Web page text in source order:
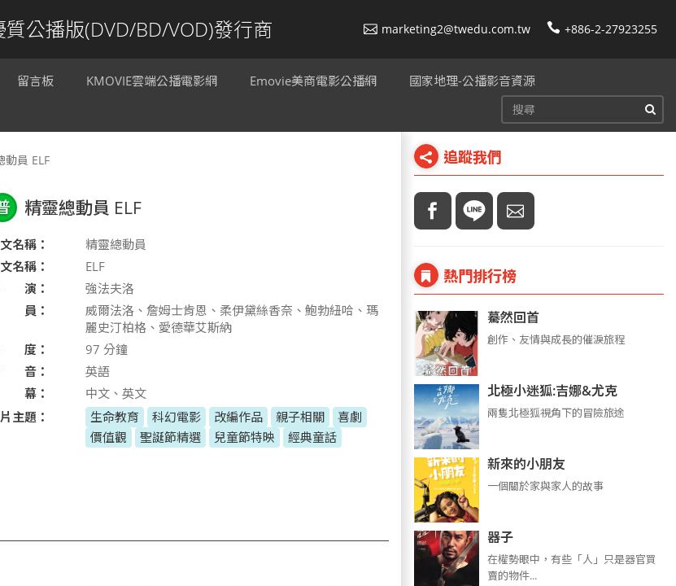
質公播版(DVD/BD/VOD)發行商 marketing2@twedu.com.tw +886-2-27923255
留言板 KMOVIE雲端公播電影網 Emovie美商電影公播網 國家地理-公播影音資源
動員 ELF
精靈總動員 ELF
名稱：
精靈總動員
名稱：
ELF
演：
強法夫洛
員：
威爾法洛、詹姆士肯恩、柔伊黛絲香奈、鮑勃紐哈、瑪
麗史汀柏格、愛德華艾斯納
度：
97 分鐘
音：
英語
幕：
中文、英文
主題：
生命教育 科幻電影 改編作品 親子相關
喜劇
價值觀
聖誕節精選 兒童節特映 經典童話
追蹤我們
熱門排行榜
驀然回首
創作、友情與成長的催淚旅程
北極小迷狐:吉娜&尤克
兩隻北極狐視角下的冒險旅途
新來的小朋友
一個關於家與家人的故事
器子
在權勢眼中，有些「人」只是器官買
賣的物件...